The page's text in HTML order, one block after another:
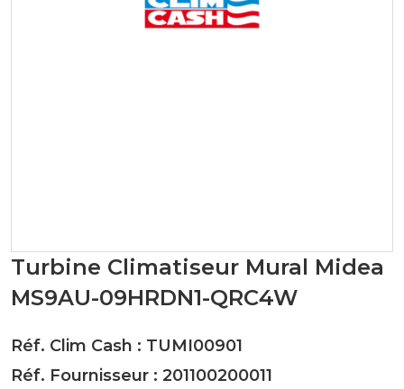
Turbine Climatiseur Mural Midea
MS9AU-09HRDN1-QRC4W
Réf. Clim Cash : TUMI00901
Réf. Fournisseur : 201100200011